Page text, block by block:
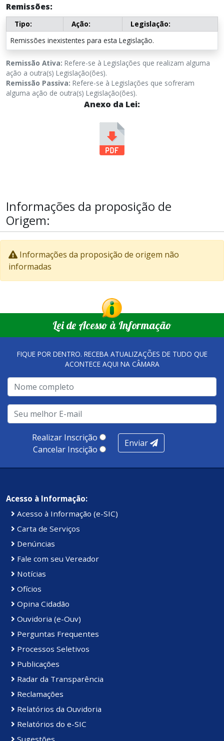
Remissões:
Tipo: Ação:
Legislação:
Remissões inexistentes para esta Legislação.
Remissão Ativa: Refere-se à Legislações que realizam alguma
ação a outra(s) Legislação(ões).
Remissão Passiva: Refere-se à Legislações que sofreram
alguma ação de outra(s) Legislação(ões).
Anexo da Lei:
Informações da proposição de
Origem:
Informações da proposição de origem não
informadas
Lei de Acesso à Informação
FIQUE POR DENTRO. RECEBA ATUALIZAÇÕES DE TUDO QUE
ACONTECE AQUI NA CÂMARA
Realizar Inscrição
Cancelar Inscição
Enviar
Acesso à Informação:
Acesso à Informação (e-SIC)
Carta de Serviços
Denúncias
Fale com seu Vereador
Notícias
Ofícios
Opina Cidadão
Ouvidoria (e-Ouv)
Perguntas Frequentes
Processos Seletivos
Publicações
Radar da Transparência
Reclamações
Relatórios da Ouvidoria
Relatórios do e-SIC
Sugestões